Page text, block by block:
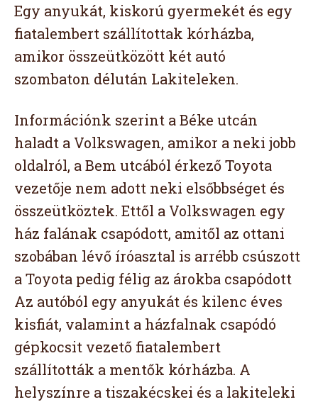
Egy anyukát, kiskorú gyermekét és egy
fiatalembert szállítottak kórházba,
amikor összeütközött két autó
szombaton délután Lakiteleken.
Információnk szerint a Béke utcán
haladt a Volkswagen, amikor a neki jobb
oldalról, a Bem utcából érkező Toyota
vezetője nem adott neki elsőbbséget és
összeütköztek. Ettől a Volkswagen egy
ház falának csapódott, amitől az ottani
szobában lévő íróasztal is arrébb csúszott
a Toyota pedig félig az árokba csapódott
Az autóból egy anyukát és kilenc éves
kisfiát, valamint a házfalnak csapódó
gépkocsit vezető fiatalembert
szállították a mentők kórházba. A
helyszínre a tiszakécskei és a lakiteleki